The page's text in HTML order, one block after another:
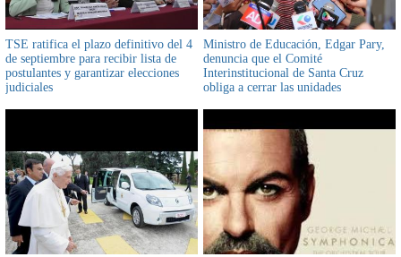
TSE ratifica el plazo definitivo del 4
de septiembre para recibir lista de
postulantes y garantizar elecciones
judiciales
Ministro de Educación, Edgar Pary,
denuncia que el Comité
Interinstitucional de Santa Cruz
obliga a cerrar las unidades